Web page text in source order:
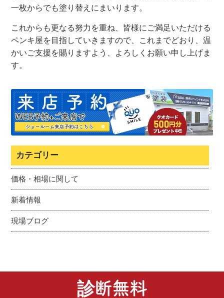
一枚からでも塗り替えにまいります。
これからも更なる努力を重ね、皆様にご満足いただける
ペンキ屋を目指していきますので、これまでどおり、温
かいご支援を賜りますよう、よろしくお願い申し上げま
す。
カテゴリー
価格・相場に関して
新着情報
現場ブログ
診断無料